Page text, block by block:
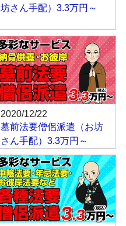
坊さん手配）3.3万円～
2020/12/22
墓前法要僧侶派遣（お坊
さん手配）3.3万円～